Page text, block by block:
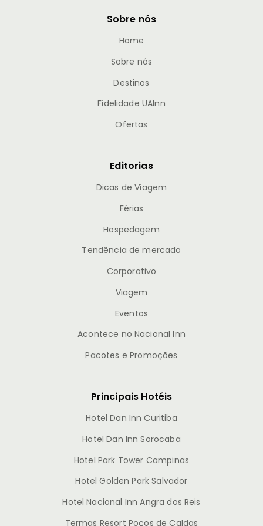
Sobre nós
Home
Sobre nós
Destinos
Fidelidade UAInn
Ofertas
Editorias
Dicas de Viagem
Férias
Hospedagem
Tendência de mercado
Corporativo
Viagem
Eventos
Acontece no Nacional Inn
Pacotes e Promoções
Principais Hotéis
Hotel Dan Inn Curitiba
Hotel Dan Inn Sorocaba
Hotel Park Tower Campinas
Hotel Golden Park Salvador
Hotel Nacional Inn Angra dos Reis
Termas Resort Poços de Caldas